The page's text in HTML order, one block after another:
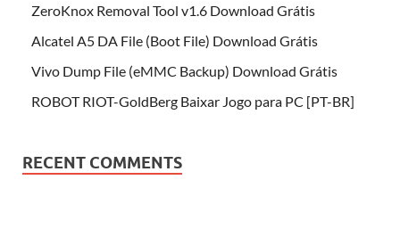
ZeroKnox Removal Tool v1.6 Download Grátis
Alcatel A5 DA File (Boot File) Download Grátis
Vivo Dump File (eMMC Backup) Download Grátis
ROBOT RIOT-GoldBerg Baixar Jogo para PC [PT-BR]
RECENT COMMENTS